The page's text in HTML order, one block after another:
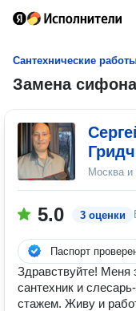
Сантехнические
Замена
Москва и
5.0 3 оценки
Паспорт
Здравствуйте! Меня
сантехник и
стажем. Живу и